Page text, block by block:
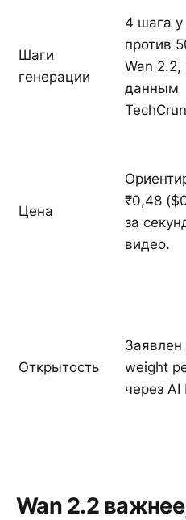
Шаги
генерации
4 шага у
против
Wan 2.2,
данным
Цена
₹0,48
за
видео.
Открытость
Заявлен
weight
через AI
Wan 2.2